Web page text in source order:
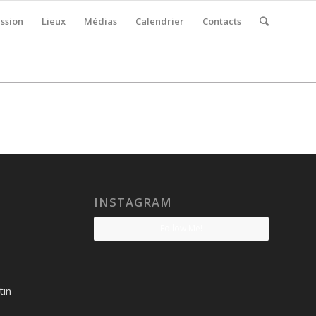
Lieux Médias Calendrier Contacts
INSTAGRAM